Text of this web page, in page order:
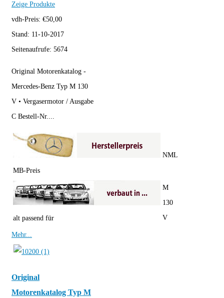
Zeige Produkte
vdh-Preis: €50,00
Stand: 11-10-2017
Seitenaufrufe: 5674
Original Motorenkatalog -
Mercedes-Benz Typ M 130
V • Vergasermotor / Ausgabe
C Bestell-Nr....
MB-Preis
NML
alt passend für
M
130
V
Mehr...
Original
Motorenkatalog Typ M